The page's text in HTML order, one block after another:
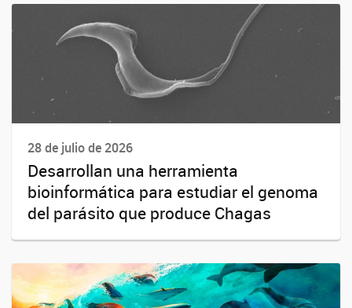
28 de julio de 2026
Desarrollan una herramienta
bioinformática para estudiar el genoma
del parásito que produce Chagas